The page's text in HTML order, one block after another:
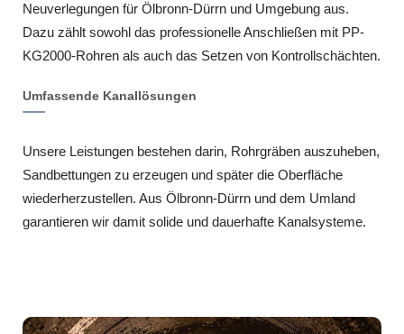
Neuverlegungen für Ölbronn-Dürrn und Umgebung aus.
Dazu zählt sowohl das professionelle Anschließen mit PP-
KG2000-Rohren als auch das Setzen von Kontrollschächten.
Umfassende Kanallösungen
Unsere Leistungen bestehen darin, Rohrgräben auszuheben,
Sandbettungen zu erzeugen und später die Oberfläche
wiederherzustellen. Aus Ölbronn-Dürrn und dem Umland
garantieren wir damit solide und dauerhafte Kanalsysteme.